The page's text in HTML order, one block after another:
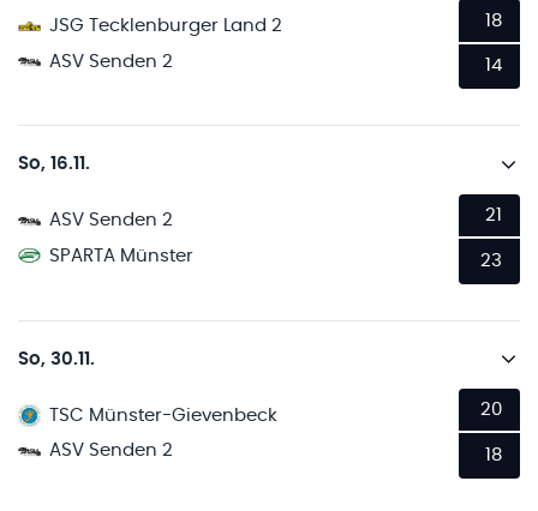
JSG Tecklenburger Land 2
ASV Senden 2
18
14
So, 16.11.
ASV Senden 2
SPARTA Münster
21
23
So, 30.11.
TSC Münster-Gievenbeck
ASV Senden 2
20
18